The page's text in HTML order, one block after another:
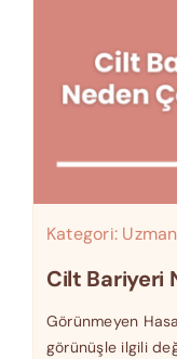
Kategori:
Cilt Bariyeri
Görünmeyen
görünüşle ilgili